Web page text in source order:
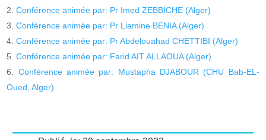
Conférence animée par: Pr Imed ZEBBICHE (Alger)
Conférence animée par: Pr Liamine BENIA (Alger)
Conférence animée par: Pr Abdelouahad CHETTIBI (Alger)
Conférence animée par: Farid AIT ALLAOUA (Alger)
Conférence animée par: Mustapha DJABOUR (CHU Bab-EL-
Oued, Alger)